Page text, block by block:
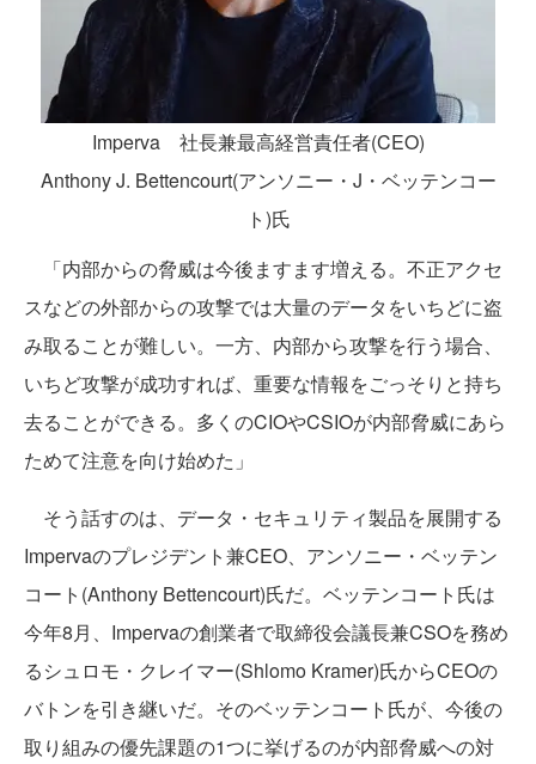
Imperva 社長兼最高経営責任者(CEO)
Anthony J. Bettencourt(アンソニー・J・ベッテンコー
ト)氏
「内部からの脅威は今後ますます増える。不正アクセ
スなどの外部からの攻撃では大量のデータをいちどに盗
み取ることが難しい。一方、内部から攻撃を行う場合、
いちど攻撃が成功すれば、重要な情報をごっそりと持ち
去ることができる。多くのCIOやCSIOが内部脅威にあら
ためて注意を向け始めた」
そう話すのは、データ・セキュリティ製品を展開する
Impervaのプレジデント兼CEO、アンソニー・ベッテン
コート(Anthony Bettencourt)氏だ。ベッテンコート氏は
今年8月、Impervaの創業者で取締役会議長兼CSOを務め
るシュロモ・クレイマー(Shlomo Kramer)氏からCEOの
バトンを引き継いだ。そのベッテンコート氏が、今後の
取り組みの優先課題の1つに挙げるのが内部脅威への対